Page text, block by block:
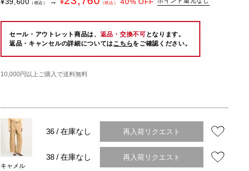
（税込） （税込）
セール・アウトレット商品は、 返品・交換不可 となります。
返品・キャンセルの詳細についてはこちらをご確認ください。
10,000円以上ご購入で送料無料
キャメル
36 / 在庫なし 再入荷リクエスト
38 / 在庫なし 再入荷リクエスト